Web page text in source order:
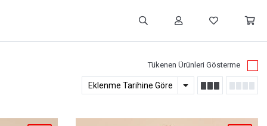
Tükenen Ürünleri Gösterme